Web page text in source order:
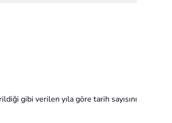
gibi verilen yıla göre tarih sayısını